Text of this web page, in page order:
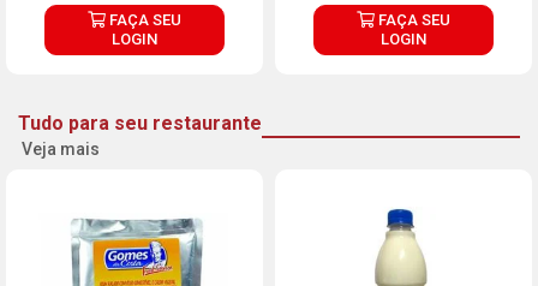
FAÇA SEU
LOGIN
FAÇA SEU
LOGIN
Tudo para seu restaurante
Veja mais